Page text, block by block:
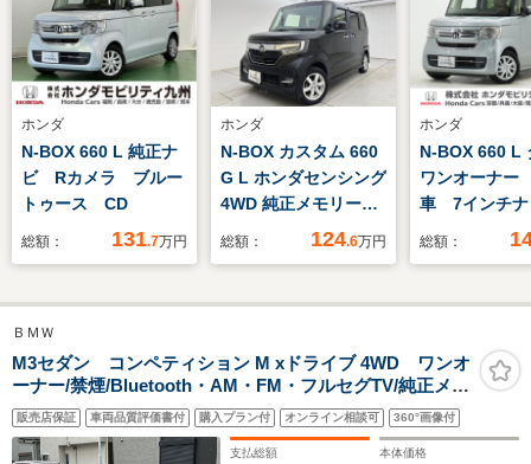
ホンダ
N-BOX 660 L 純正ナ
ビ Rカメラ ブルー
トゥース CD
総額： 131.7万円
ホンダ
N-BOX カスタム 660
G L ホンダセンシング
4WD 純正メモリーナ
ビゲーション/フルセ
動スライドドア/運転
ター/オートリトラミ
ラー/
総額： 124.6万円
ホンダ
N-BOX 660 L
ワンオーナ
車 7インチ
ックカメラ
コントロール
Bluetooth
ドライト 衝
減ブレーキ
総額：
ＢＭＷ
M3セダン コンペティション M xドライブ 4WD ワンオ
ーナー/禁煙/Bluetooth・AM・FM・フルセグTV/純正メー
カーナビ/電動パーキングブレーキ/オートホールド/ドライ
ブレコーダー/コーナーセンサー/LED2眼ヘッドライト/パ
ワーバックドア/前席シートヒーター
販売店保証 車両品質評価書付 購入プラン付 オンライン相談可 360°画像付
支払総額 本体価格